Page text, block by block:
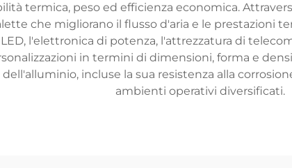
termica, peso ed efficienza economica.
che migliorano il flusso d'aria e le prestazioni
l'elettronica di potenza, l'attrezzatura di
in termini di dimensioni, forma e
incluse la sua resistenza alla
ambienti operativi diversificati.